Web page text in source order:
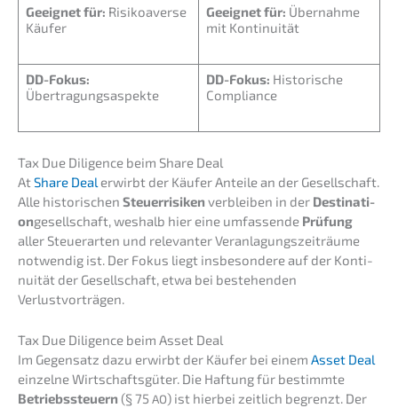
Geeig­net für: Risiko­aver­se
Käufer
Geeig­net für: Übernah­me
mit Kontinuität
DD-Fokus:
Übertragungsaspekte
DD-Fokus: Histo­ri­sche
Compliance
Tax Due Diligence beim Share Deal
AtShare Deal erwirbt der Käufer Antei­le an der Gesell­schaft.
Alle histo­ri­schen Steuer­ri­si­ken verblei­ben in der Desti­na­ti­
ongesell­schaft, weshalb hier eine umfas­sen­de Prüfung
aller Steuer­ar­ten und relevan­ter Veran­la­gungs­zeit­räu­me
notwen­dig ist. Der Fokus liegt insbe­son­de­re auf der Konti­
nui­tät der Gesell­schaft, etwa bei bestehen­den
Verlustvorträgen.
Tax Due Diligence beim Asset Deal
Im Gegen­satz dazu erwirbt der Käufer bei einem Asset Deal
einzel­ne Wirtschafts­gü­ter. Die Haftung für bestimm­te
Betriebs­steu­ern (§ 75 AO) ist hierbei zeitlich begrenzt. Der